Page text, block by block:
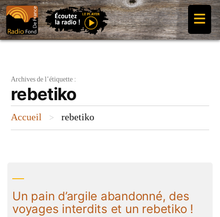
Aller
au
contenu
≡
Archives de l’étiquette :
rebetiko
Accueil > rebetiko
Un pain d’argile abandonné, des
voyages interdits et un rebetiko !